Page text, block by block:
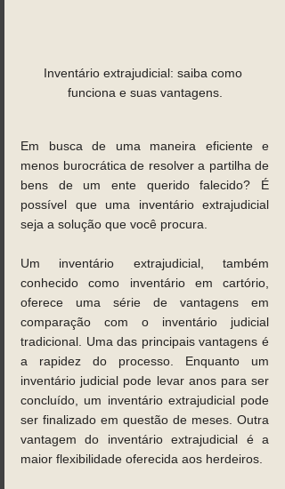
Inventário extrajudicial: saiba como
funciona e suas vantagens.
Em busca de uma maneira eficiente e
menos burocrática de resolver a partilha de
bens de um ente querido falecido? É
possível que uma inventário extrajudicial
seja a solução que você procura.
Um inventário extrajudicial, também
conhecido como inventário em cartório,
oferece uma série de vantagens em
comparação com o inventário judicial
tradicional. Uma das principais vantagens é
a rapidez do processo. Enquanto um
inventário judicial pode levar anos para ser
concluído, um inventário extrajudicial pode
ser finalizado em questão de meses. Outra
vantagem do inventário extrajudicial é a
maior flexibilidade oferecida aos herdeiros.